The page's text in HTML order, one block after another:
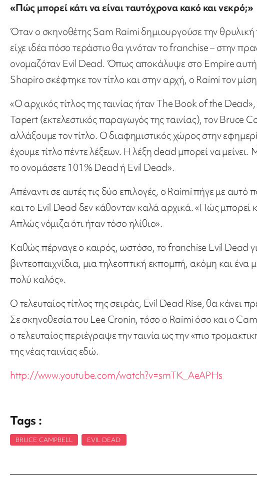
«Πώς μπορεί κάτι να είναι ταυτόχρονα κακό και νεκρό;»
Όταν ο σκηνοθέτης Sam Raimi δημιουργούσε την
είχε ιδέα πόσο τεράστιο θα γινόταν το franchise – στην
ονομαζόταν Evil Dead. Όπως αποκάλυψε στο Empire
Shapiro σκέφτηκε τον τίτλο και στην αρχή, ο Raimi τον
«Ο αρχικός τίτλος της ταινίας ήταν The Book of the
Tapert (εκτελεστικός παραγωγός της ταινίας), τον Bruce
αλλάξουμε τον τίτλο. Ο διαφημιστικός χώρος στην
έχουμε τίτλο πέντε λέξεων. Η λέξη dead μπορεί να
το ονομάσετε 101% Dead ή Evil Dead».
Απέναντι σε αυτές τις δύο επιλογές, ο Raimi πήγε με
και το Evil Dead δεν κάθονταν καλά αρχικά. «Πώς μπορεί
Απλώς νόμιζα ότι ήταν τόσο ηλίθιο».
Καθώς πέρναγε ο καιρός, ωστόσο, το franchise Evil Dead
βιντεοπαιχνίδια, μια τηλεοπτική εκπομπή, ακόμη και ένα
πολύ καλός».
Ο τελευταίος τίτλος της σειράς, Evil Dead Rise, θα κάνει
Σε σκηνοθεσία του Lee Cronin, τόσο ο Raimi όσο και ο
ο τελευταίος περιέγραψε την ταινία ως την «πιο
της νέας ταινίας εδώ.
http://www.youtube.com/watch?v=smTK_AeAPHs
Tags :
BRUCE CAMPBELL EVIL DEAD